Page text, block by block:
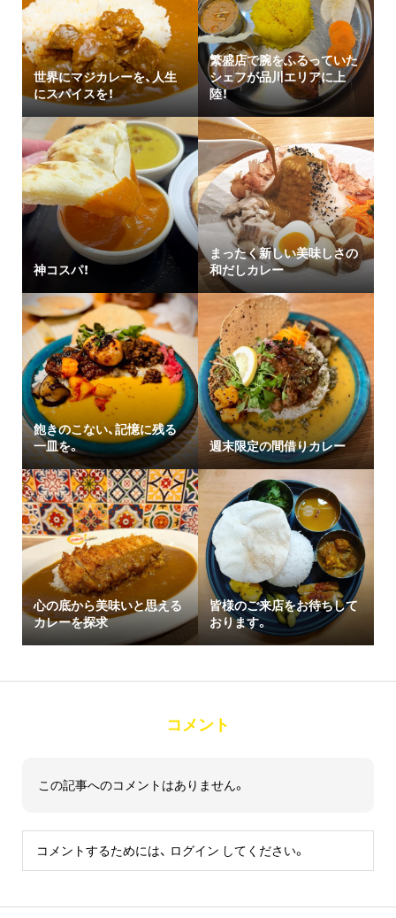
世界にマジカレーを、人生
にスパイスを！
繁盛店で腕をふるっていた
シェフが品川エリアに上
陸！
神コスパ！
まったく新しい美味しさの
和だしカレー
飽きのこない、記憶に残る
一皿を。
週末限定の間借りカレー
心の底から美味いと思える
カレーを探求
皆様のご来店をお待ちして
おります。
コメント
この記事へのコメントはありません。
コメントするためには、 ログイン してください。